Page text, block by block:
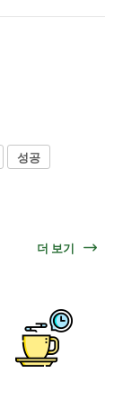
성공
더 보기